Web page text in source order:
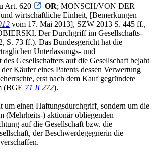
Art. 620
OR; MONSCH/VON DER
wirtschaftliche Einheit, [Bemerkungen
vom 17. Mai 2013], SZW 2013 S. 445 ff.,
Der Durchgriff im Gesellschafts-
S. 73 ff.). Das Bundesgericht hat die
Unterlassungs- und
Gesellschafters auf die Gesellschaft bejaht
Käufer eines Patents dessen Verwertung
erst nach dem Kauf gegründete
(BGE 71 II 272).
um einen Haftungsdurchgriff, sondern um die
(Mehrheits-) aktionär obliegenden
auf die Gesellschaft bzw. die
der Beschwerdegegnerin die